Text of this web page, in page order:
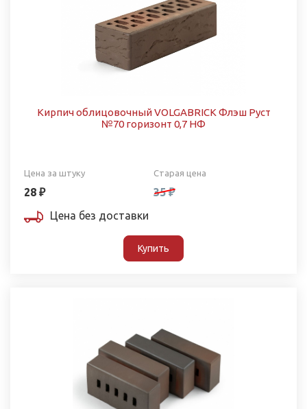
Кирпич облицовочный VOLGABRICK Флэш Руст
№70 горизонт 0,7 НФ
Цена за штуку
28 ₽
Старая цена
35 ₽
Цена без доставки
Купить